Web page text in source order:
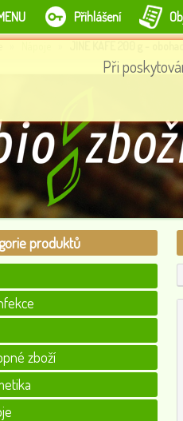
Přihlášení
Bylinný sirup dětský šípkový -podpora
produktů
zboží
Při